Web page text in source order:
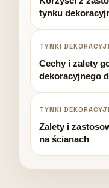
tynku
TYNKI
Cechy i zalety
dekoracyjnego
TYNKI
Zalety i
na ścianach